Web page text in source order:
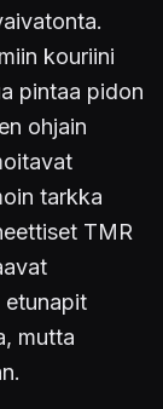
kouriini
pintaa pidon
ohjain
tarkka
TMR
etunapit
mutta